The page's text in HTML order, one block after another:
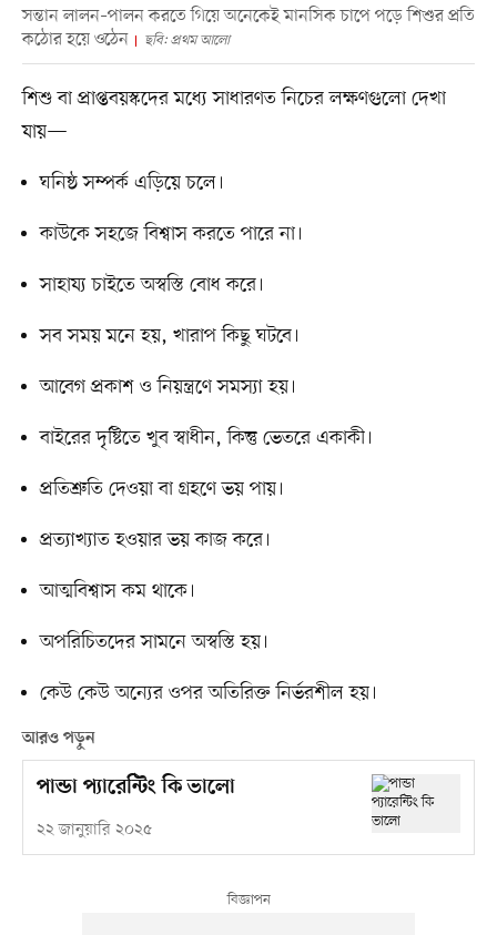
সন্তান লালন–পালন করতে গিয়ে অনেকেই মানসিক চাপে পড়ে শিশুর প্রতি
কঠোর হয়ে ওঠেন
ছবি: প্রথম আলো
শিশু বা প্রাপ্তবয়স্কদের মধ্যে সাধারণত নিচের লক্ষণগুলো দেখা
যায়—
ঘনিষ্ঠ সম্পর্ক এড়িয়ে চলে।
কাউকে সহজে বিশ্বাস করতে পারে না।
সাহায্য চাইতে অস্বস্তি বোধ করে।
সব সময় মনে হয়, খারাপ কিছু ঘটবে।
আবেগ প্রকাশ ও নিয়ন্ত্রণে সমস্যা হয়।
বাইরের দৃষ্টিতে খুব স্বাধীন, কিন্তু ভেতরে একাকী।
প্রতিশ্রুতি দেওয়া বা গ্রহণে ভয় পায়।
প্রত্যাখ্যাত হওয়ার ভয় কাজ করে।
আত্মবিশ্বাস কম থাকে।
অপরিচিতদের সামনে অস্বস্তি হয়।
কেউ কেউ অন্যের ওপর অতিরিক্ত নির্ভরশীল হয়।
আরও পড়ুন
পান্ডা প্যারেন্টিং কি ভালো
২২ জানুয়ারি ২০২৫